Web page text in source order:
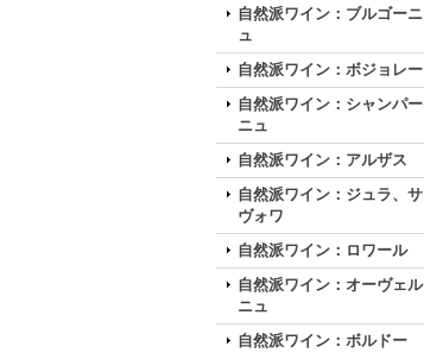
自然派ワイン：ブルゴーニ
ュ
自然派ワイン：ボジョレー
自然派ワイン：シャンパー
ニュ
自然派ワイン：アルザス
自然派ワイン：ジュラ、サ
ヴォワ
自然派ワイン：ロワール
自然派ワイン：オーヴェル
ニュ
自然派ワイン：ボルドー